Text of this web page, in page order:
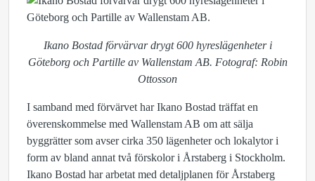
Ikano Bostad förvärvar drygt 600 hyreslägenheter i
Göteborg och Partille av Wallenstam AB. Fotograf: Robin
Ottosson
I samband med förvärvet har Ikano Bostad träffat en
överenskommelse med Wallenstam AB om att sälja
byggrätter som avser cirka 350 lägenheter och lokalytor i
form av bland annat två förskolor i Årstaberg i Stockholm.
Ikano Bostad har arbetat med detaljplanen för Årstaberg